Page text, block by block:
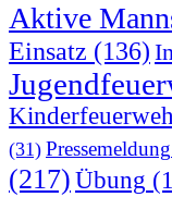
Aktive
Einsatz (136)
(31) Pressemeldung
(217)Übung